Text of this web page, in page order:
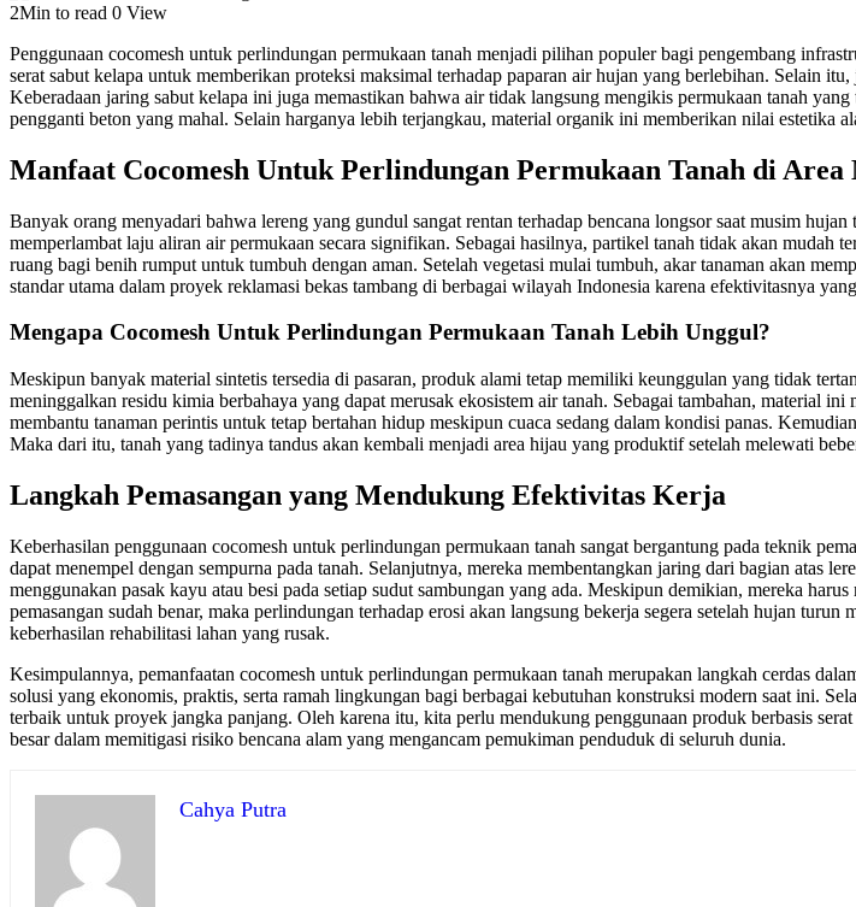
2Min to read 0 View
Penggunaan cocomesh untuk perlindungan permukaan tanah menjadi pilihan populer bagi pengembang
serat sabut kelapa untuk memberikan proteksi maksimal terhadap paparan air hujan yang berlebihan. Selain
Keberadaan jaring sabut kelapa ini juga memastikan bahwa air tidak langsung mengikis permukaan tanah
pengganti beton yang mahal. Selain harganya lebih terjangkau, material organik ini memberikan nilai estetika
Manfaat Cocomesh Untuk Perlindungan Permukaan Tanah di
Banyak orang menyadari bahwa lereng yang gundul sangat rentan terhadap bencana longsor saat musim
memperlambat laju aliran air permukaan secara signifikan. Sebagai hasilnya, partikel tanah tidak akan mudah
ruang bagi benih rumput untuk tumbuh dengan aman. Setelah vegetasi mulai tumbuh, akar tanaman akan
standar utama dalam proyek reklamasi bekas tambang di berbagai wilayah Indonesia karena efektivitasnya
Mengapa Cocomesh Untuk Perlindungan Permukaan Tanah Lebih Unggul?
Meskipun banyak material sintetis tersedia di pasaran, produk alami tetap memiliki keunggulan yang tidak
meninggalkan residu kimia berbahaya yang dapat merusak ekosistem air tanah. Sebagai tambahan, material
membantu tanaman perintis untuk tetap bertahan hidup meskipun cuaca sedang dalam kondisi panas.
Maka dari itu, tanah yang tadinya tandus akan kembali menjadi area hijau yang produktif setelah melewati
Langkah Pemasangan yang Mendukung Efektivitas Kerja
Keberhasilan penggunaan cocomesh untuk perlindungan permukaan tanah sangat bergantung pada teknik
dapat menempel dengan sempurna pada tanah. Selanjutnya, mereka membentangkan jaring dari bagian atas
menggunakan pasak kayu atau besi pada setiap sudut sambungan yang ada. Meskipun demikian, mereka
pemasangan sudah benar, maka perlindungan terhadap erosi akan langsung bekerja segera setelah hujan
keberhasilan rehabilitasi lahan yang rusak.
Kesimpulannya, pemanfaatan cocomesh untuk perlindungan permukaan tanah merupakan langkah cerdas
solusi yang ekonomis, praktis, serta ramah lingkungan bagi berbagai kebutuhan konstruksi modern saat ini.
terbaik untuk proyek jangka panjang. Oleh karena itu, kita perlu mendukung penggunaan produk berbasis
besar dalam memitigasi risiko bencana alam yang mengancam pemukiman penduduk di seluruh dunia.
Cahya Putra